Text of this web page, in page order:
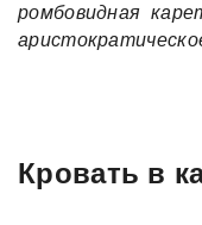
ромбовидная
Кровать в